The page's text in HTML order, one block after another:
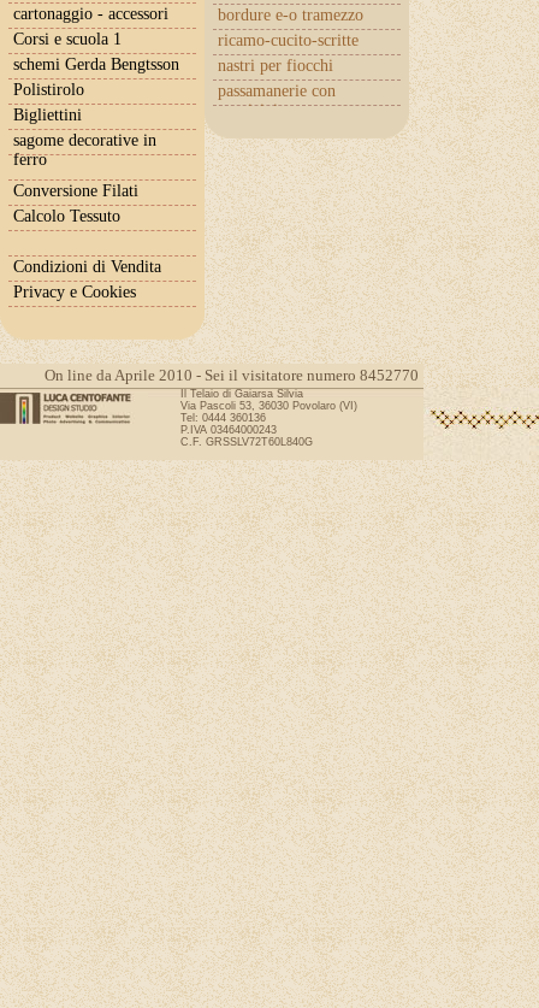
bordure e-o tramezzo
ricamo-cucito-scritte
nastri per fiocchi
passamanerie con
cuoricini
cartonaggio - accessori
Corsi e scuola 1
schemi Gerda Bengtsson
Polistirolo
Bigliettini
sagome decorative in
ferro
Conversione Filati
Calcolo Tessuto
Condizioni di Vendita
Privacy e Cookies
On line da Aprile 2010 - Sei il visitatore numero 8452770
Il Telaio di Gaiarsa Silvia
Via Pascoli 53, 36030 Povolaro (VI)
Tel: 0444 360136
P.IVA 03464000243
C.F. GRSSLV72T60L840G